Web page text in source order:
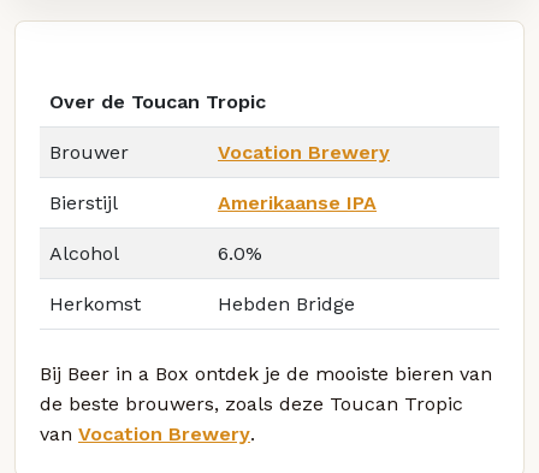
Over de Toucan Tropic
Brouwer Vocation Brewery
Bierstijl Amerikaanse IPA
Alcohol 6.0%
Herkomst Hebden Bridge
Bij Beer in a Box ontdek je de mooiste bieren van
de beste brouwers, zoals deze Toucan Tropic
van Vocation Brewery.